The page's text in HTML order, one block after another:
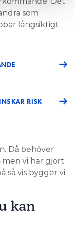
innedelen för
att luckan
den är på- och
på
det
få in damm
kunskap om
förbereda så
gör
och
är
ansluter
som
långsiktigt
RISK
Då behöver
vi har gjort
så vis bygger vi
kan